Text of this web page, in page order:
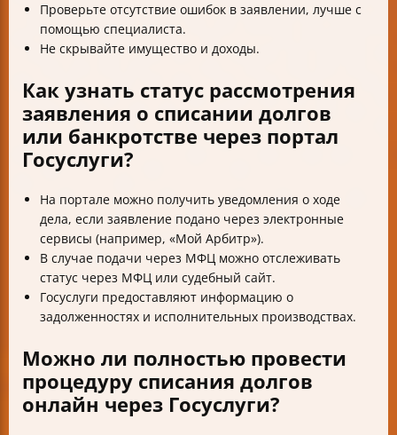
Проверьте отсутствие ошибок в заявлении, лучше с
помощью специалиста.
Не скрывайте имущество и доходы.
Как узнать статус рассмотрения
заявления о списании долгов
или банкротстве через портал
Госуслуги?
На портале можно получить уведомления о ходе
дела, если заявление подано через электронные
сервисы (например, «Мой Арбитр»).
В случае подачи через МФЦ можно отслеживать
статус через МФЦ или судебный сайт.
Госуслуги предоставляют информацию о
задолженностях и исполнительных производствах.
Можно ли полностью провести
процедуру списания долгов
онлайн через Госуслуги?